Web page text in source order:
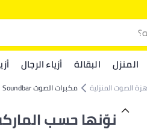
المنزل البقالة أزياء الرجال
الصوت المنزلية مكبرات الصوت Soundbar
نوّنها حسب